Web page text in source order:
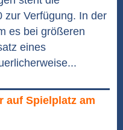
zur Verfügung. In der
es bei größeren
eines
auf Spielplatz am